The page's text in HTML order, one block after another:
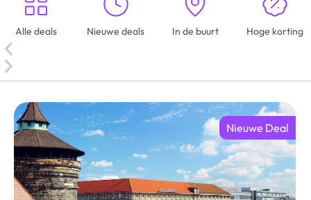
Alle deals Nieuwe deals In de buurt Hoge korting
Nieuwe Deal